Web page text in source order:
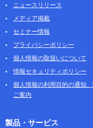
ニュースリリース
メディア掲載
セミナー情報
プライバシーポリシー
個人情報の取扱いについて
情報セキュリティポリシー
個人情報の利用目的の通知
ご案内
製品・サービス